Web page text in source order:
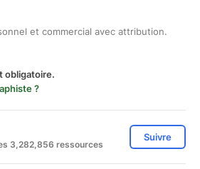
et commercial avec attribution.
obligatoire.
?
3,282,856 ressources
Suivre